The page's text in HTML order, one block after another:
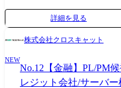
を含む～10名程度の導入・開発チームのリ
語:C#、SQL、Javascript
詳細を見る
株式会社クロスキャット
NEW
No.12【金融】PL/PM
レジット会社/サーバ